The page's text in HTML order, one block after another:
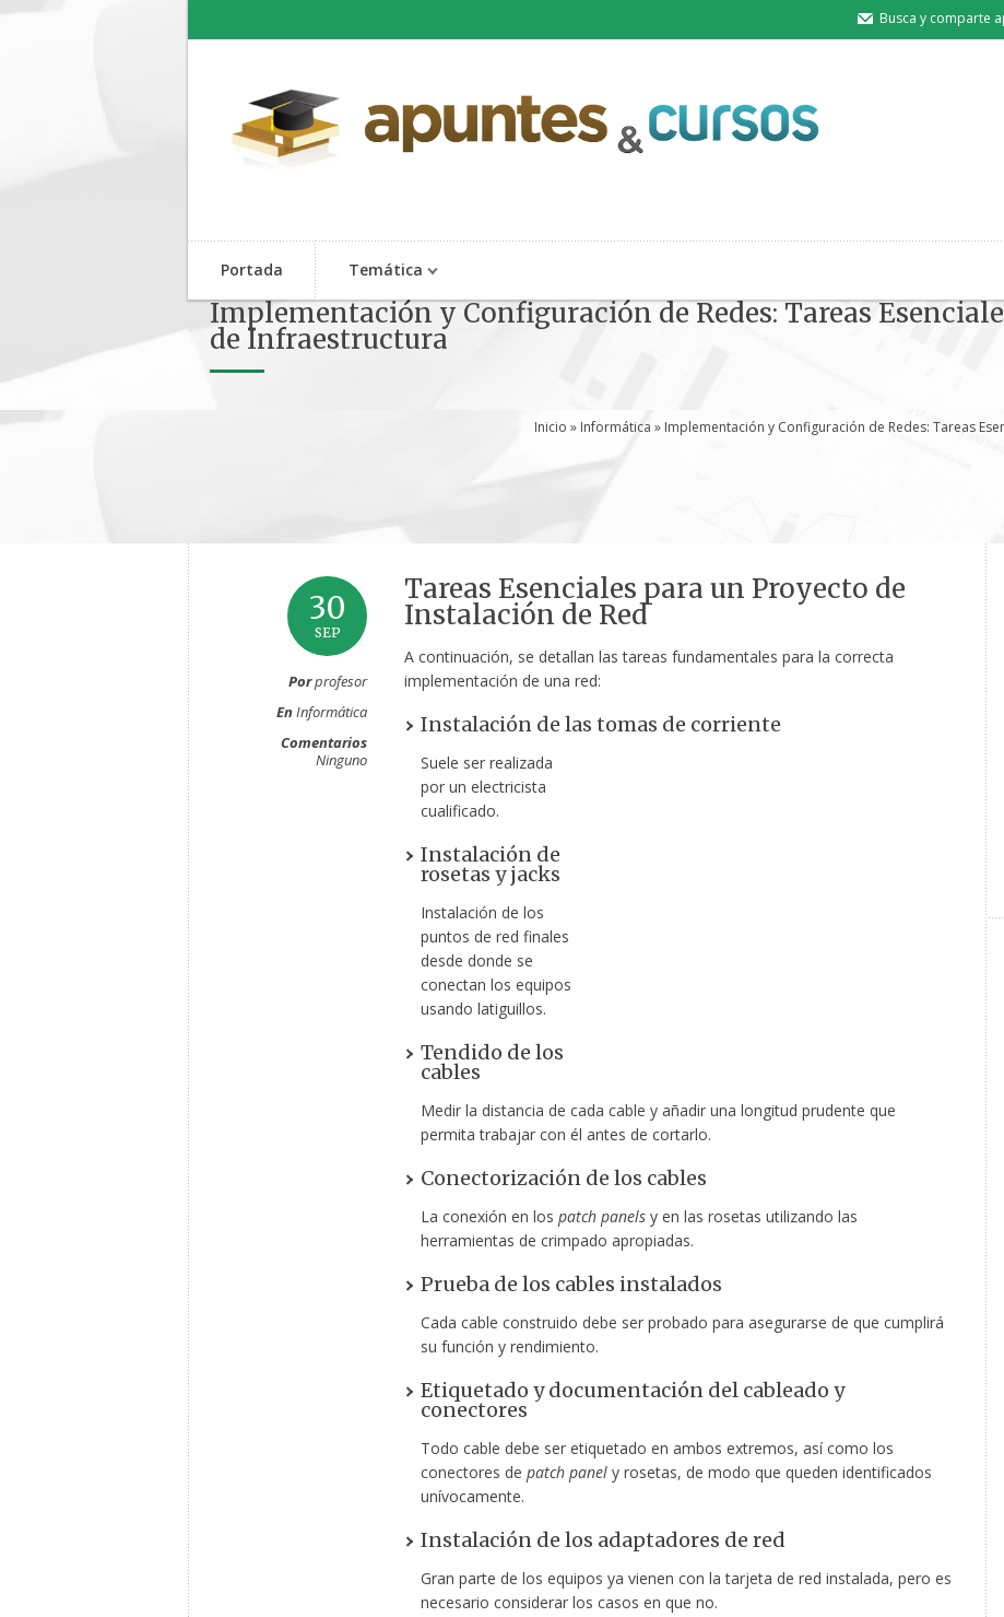
Busca y comparte
Portada Temática
Implementación y Configuración de Redes: Tareas
de Infraestructura
Inicio » Informática » Implementación y Configuración de Redes: Tareas
30
SEP
Porprofesor
EnInformática
Comentarios
Ninguno
Tareas Esenciales para un Proyecto de
Instalación de Red
A continuación, se detallan las tareas fundamentales para la correcta
implementación de una red:
Instalación de las tomas de corriente
Suele ser realizada
por un electricista
cualificado.
Instalación de
rosetas y jacks
Instalación de los
puntos de red finales
desde donde se
conectan los equipos
usando latiguillos.
Tendido de los
cables
Medir la distancia de cada cable y añadir una longitud prudente que
permita trabajar con él antes de cortarlo.
Conectorización de los cables
La conexión en los patch panelsy en las rosetas utilizando las
herramientas de crimpado apropiadas.
Prueba de los cables instalados
Cada cable construido debe ser probado para asegurarse de que cumplirá
su función y rendimiento.
Etiquetado y documentación del cableado y
conectores
Todo cable debe ser etiquetado en ambos extremos, así como los
conectores de patch panely rosetas, de modo que queden identificados
unívocamente.
Instalación de los adaptadores de red
Gran parte de los equipos ya vienen con la tarjeta de red instalada, pero es
necesario considerar los casos en que no.